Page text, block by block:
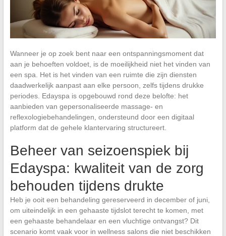
Wanneer je op zoek bent naar een ontspanningsmoment dat
aan je behoeften voldoet, is de moeilijkheid niet het vinden van
een spa. Het is het vinden van een ruimte die zijn diensten
daadwerkelijk aanpast aan elke persoon, zelfs tijdens drukke
periodes. Edayspa is opgebouwd rond deze belofte: het
aanbieden van gepersonaliseerde massage- en
reflexologiebehandelingen, ondersteund door een digitaal
platform dat de gehele klantervaring structureert.
Beheer van seizoenspiek bij
Edayspa: kwaliteit van de zorg
behouden tijdens drukte
Heb je ooit een behandeling gereserveerd in december of juni,
om uiteindelijk in een gehaaste tijdslot terecht te komen, met
een gehaaste behandelaar en een vluchtige ontvangst? Dit
scenario komt vaak voor in wellness salons die niet beschikken